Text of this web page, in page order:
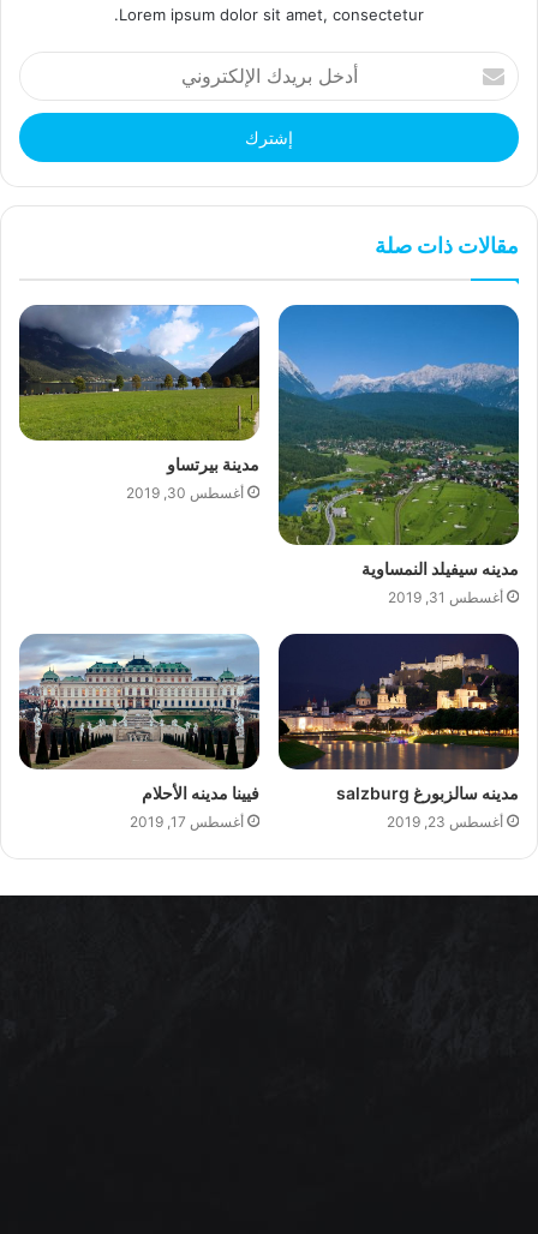
Lorem ipsum dolor sit amet, consectetur.
أدخل
بريدك
الإلكتروني
مقالات ذات صلة
مدينه سيفيلد النمساوية
أغسطس 31, 2019
مدينة بيرتساو
أغسطس 30, 2019
مدينه سالزبورغ salzburg
أغسطس 23, 2019
فيينا مدينه الأحلام
أغسطس 17, 2019